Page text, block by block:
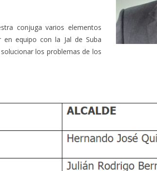
conjuga varios elementos
equipo con la Jal de Suba
los problemas de los